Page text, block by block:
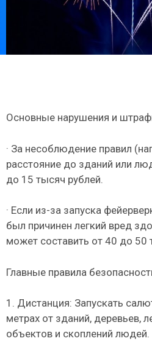
Основные нарушения и
· За несоблюдение правил
расстояние до зданий или
до 15 тысяч рублей.
· Если из-за запуска
был причинен легкий вред
может составить от 40 до 50
Главные правила
1. Дистанция: Запускать
метрах от зданий, деревьев,
объектов и скоплений людей.